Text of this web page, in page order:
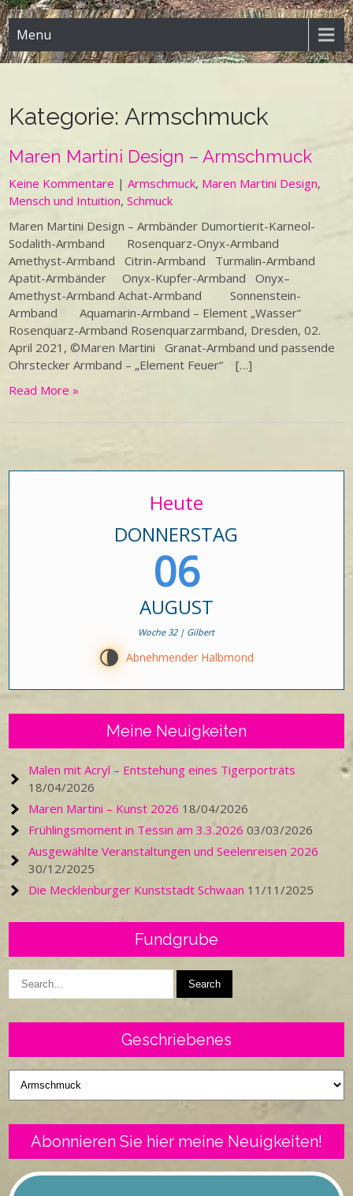
Menu
Kategorie:Armschmuck
Maren Martini Design – Armschmuck
Keine Kommentare |Armschmuck, Maren Martini Design,
Mensch und Intuition,Schmuck
Maren Martini Design – Armbänder Dumortierit-Karneol-
Sodalith-Armband Rosenquarz-Onyx-Armband
Amethyst-Armband Citrin-Armband Turmalin-Armband
Apatit-Armbänder Onyx-Kupfer-Armband Onyx–
Amethyst-Armband Achat-Armband Sonnenstein-
Armband Aquamarin-Armband – Element „Wasser“
Rosenquarz-Armband Rosenquarzarmband, Dresden, 02.
April 2021, ©Maren Martini Granat-Armband und passende
Ohrstecker Armband – „Element Feuer“ […]
Read More »
Heute
DONNERSTAG
06
AUGUST
Woche 32 | Gilbert
U Abnehmender Halbmond
Meine Neuigkeiten
Malen mit Acryl – Entstehung eines Tigerporträts
18/04/2026
Maren Martini – Kunst 2026 18/04/2026
Frühlingsmoment in Tessin am 3.3.2026 03/03/2026
Ausgewählte Veranstaltungen und Seelenreisen 2026
30/12/2025
Die Mecklenburger Kunststadt Schwaan 11/11/2025
Fundgrube
Geschriebenes
Geschriebenes
Abonnieren Sie hier meine Neuigkeiten!